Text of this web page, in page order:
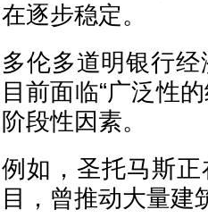
在逐步稳定。
多伦多道明银行
目前面临“广泛性
阶段性因素。
例如，圣托马斯
目，曾推动大量建